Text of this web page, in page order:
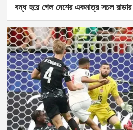
বন্ধ হয়ে গেল দেশের একমাত্র সচল রাডার